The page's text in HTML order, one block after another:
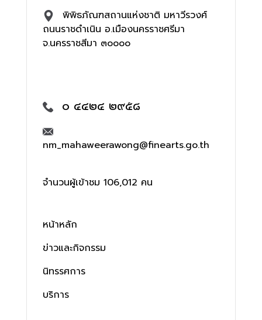
พิพิธภัณฑสถานแห่งชาติ มหาวีรวงศ์
ถนนราชดำเนิน อ.เมืองนครราชศรีมา
จ.นครราชสีมา ๓๐๐๐๐
๐ ๔๔๒๔ ๒๙๕๘
nm_mahaweerawong@finearts.go.th
จำนวนผู้เข้าชม 106,012 คน
หน้าหลัก
ข่าวและกิจกรรม
นิทรรศการ
บริการ